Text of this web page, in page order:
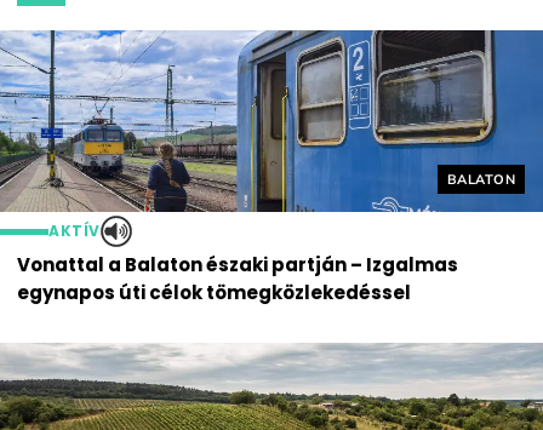
Helyszín
BALATON
AKTÍV
Vonattal a Balaton északi partján – Izgalmas
egynapos úti célok tömegközlekedéssel